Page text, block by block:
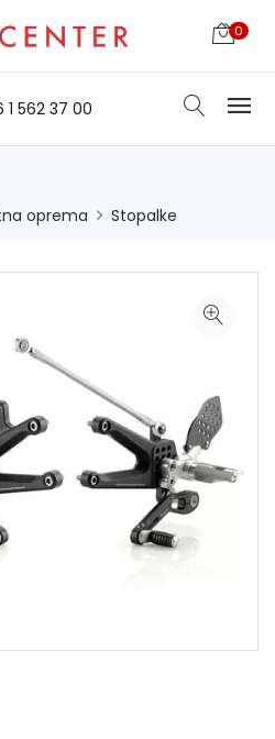
0
1 562 37 00
oprema Stopalke